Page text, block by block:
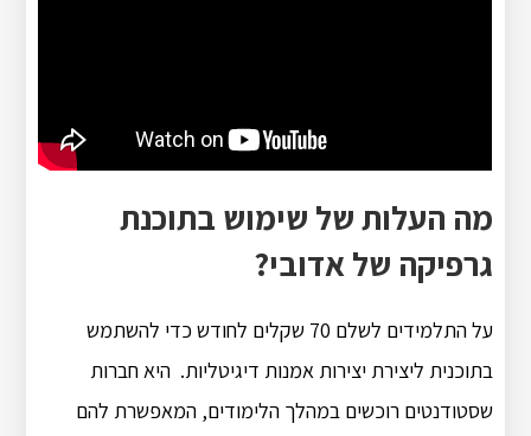
מה העלות של שימוש בתוכנת
גרפיקה של אדובי?
על התלמידים לשלם 70 שקלים לחודש כדי להשתמש
בתוכנית ליצירת יצירות אמנות דיגיטליות. היא חברות
שסטודנטים רוכשים במהלך הלימודים, המאפשרת להם